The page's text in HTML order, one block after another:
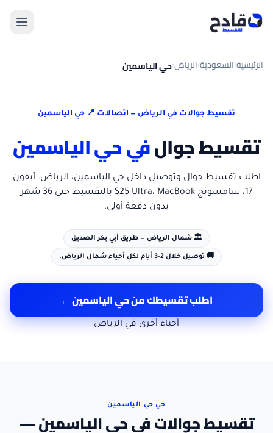
الرئيسية›السعودية›الرياض›حي الياسمين
تقسيط جوالات في الرياض — اتصالات 📍 حي الياسمين
تقسيط جوالفيحي الياسمين
اطلب تقسيط جوال وتوصيل داخل حي الياسمين، الرياض. آيفون
17، سامسونج S25 Ultra، MacBook بالتقسيط حتى 36 شهر
بدون دفعة أولى.
🏛️شمال الرياض — طريق أبي بكر الصديق
🚚 توصيل خلال 2-3 أيام لكل أحياء شمال الرياض.
اطلب تقسيطك منحي الياسمين ←
أحياء أخرى في الرياض
حي حي الياسمين
تقسيط جوالات في حي الياسمين —